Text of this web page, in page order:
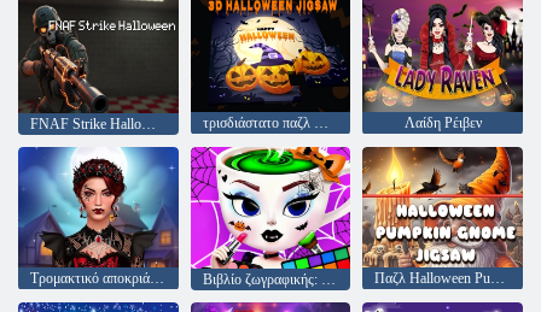
FNAF Strike Halloween τρισδιάστατο παζλ Halloween Λαίδη Ρέιβεν
Τρομακτικό αποκριάτικο Makeover Βιβλίο ζωγραφικής: Halloween Ballerina Cappuccina Παζλ Halloween Pumpkin Gnome